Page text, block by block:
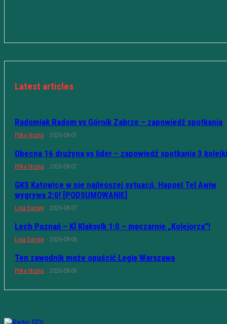
Latest articles
Radomiak Radom vs Górnik Zabrze – zapowiedź spotkania
Piłka Nożna 2026-08-07
Obecna 16 drużyna vs lider – zapowiedź spotkania 3 kolejki
Piłka Nożna 2026-08-07
GKS Katowice w nie najleoszej sytuacji. Hapoel Tel Awiw
wygrywa 2:0! [PODSUMOWANIE]
Liga Europy 2026-08-07
Lech Poznań – KÍ Klaksvík 1:0 – męczarnie „Kolejorza”!
Liga Europy 2026-08-06
Ten zawodnik może opuścić Legię Warszawa
Piłka Nożna 2026-08-06